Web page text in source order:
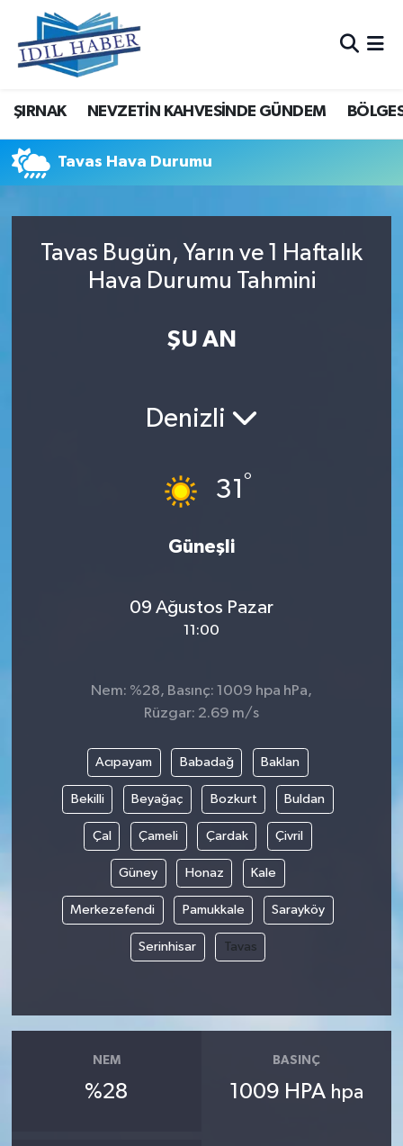
ŞIRNAK NEVZETİN KAHVESİNDE GÜNDEM
Tavas Hava Durumu
Tavas Bugün, Yarın ve 1 Haftalık
Hava Durumu Tahmini
ŞU AN
Denizli
31°
Güneşli
09 Ağustos Pazar
11:00
Nem: %28, Basınç: 1009 hpa hPa,
Rüzgar: 2.69 m/s
Acıpayam Babadağ Baklan
Bekilli Beyağaç Bozkurt Buldan
Çal Çameli Çardak Çivril
Güney Honaz Kale
Merkezefendi Pamukkale Sarayköy
Serinhisar Tavas
NEM
%28
BASINÇ
1009 HPA hpa
Nöbetçi Eczaneler
Hava Durumu
Trafik Durumu
Tüm Manşetler